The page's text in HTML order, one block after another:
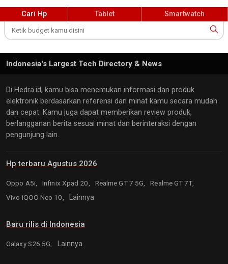
yang bersaing. Meskipun masih merupakan sub-brand dari
Xiaomi, Poco secara bertahap membangun identitasnya sendiri
dan menjadi merek yang dikenal luas di berbagai pasar, termasuk
Poco juga semakin aktif dalam memperluas jaringan
menjangkau lebih banyak konsumen di seluruh Indonesia.
Dengan pendekatan yang fokus pada kebutuhan konsumen dan
harga yang kompetitif, Poco diprediksi akan terus berkembang
dan menjadi pemain kunci di industri smartphone, tidak hanya di
Indonesia tetapi juga di pasar global.
Cari Hp Tablet Smartwatch
Indonesia's Largest Tech Directory & News
Di Hedra.id, kamu bisa menemukan informasi dan produk
elektronik berdasarkan referensi dan minat kamu secara mudah
dan cepat. Kamu juga dapat memberikan review produk,
berlangganan berita sesuai minat dan berinteraksi dengan
pengunjung lain.
Hp terbaru Agustus 2026
Oppo A5i, Infinix Xpad 20, Realme GT 7 5G,
Realme GT 7T,
Vivo iQOO Neo 10,
Lainnya
Baru rilis di Indonesia
Galaxy S26 5G, Lainnya